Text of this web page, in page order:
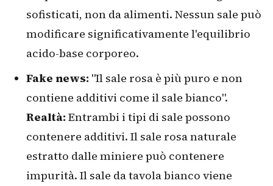
sofisticati, non da alimenti. Nessun sale può
modificare significativamente l'equilibrio
acido-base corporeo.
Fake news: "Il sale rosa è più puro e non
contiene additivi come il sale bianco".
Realtà: Entrambi i tipi di sale possono
contenere additivi. Il sale rosa naturale
estratto dalle miniere può contenere
impurità. Il sale da tavola bianco viene